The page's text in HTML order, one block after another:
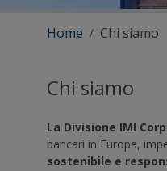
Home / Chi siamo
Chi siamo
La Divisione IMI
bancari in Europa,
sostenibile e